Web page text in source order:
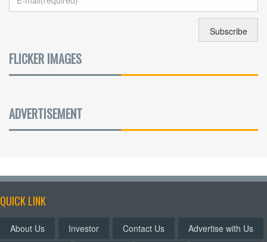
FLICKER IMAGES
ADVERTISEMENT
QUICK LINK
About Us Investor Contact Us
Advertise with Us